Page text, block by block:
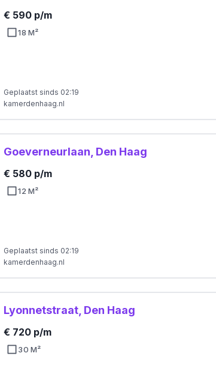
€ 590 p/m
18 M²
Geplaatst sinds 02:19
kamerdenhaag.nl
Goeverneurlaan, Den Haag
€ 580 p/m
12 M²
Geplaatst sinds 02:19
kamerdenhaag.nl
Lyonnetstraat, Den Haag
€ 720 p/m
30 M²